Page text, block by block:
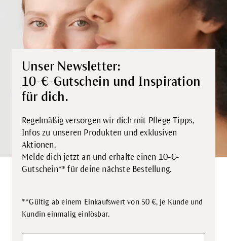
Unser Newsletter:
10-€-Gutschein und Inspiration
für dich.
Regelmäßig versorgen wir dich mit Pflege-Tipps,
Infos zu unseren Produkten und exklusiven
Aktionen.
Melde dich jetzt an und erhalte einen 10-€-
Gutschein** für deine nächste Bestellung.
**Gültig ab einem Einkaufswert von 50 €, je Kunde und
Kundin einmalig einlösbar.